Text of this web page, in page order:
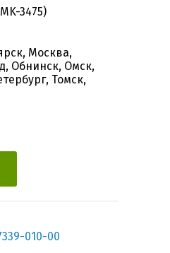
3475)
Москва,
Обнинск, Омск,
Томск,
010-00